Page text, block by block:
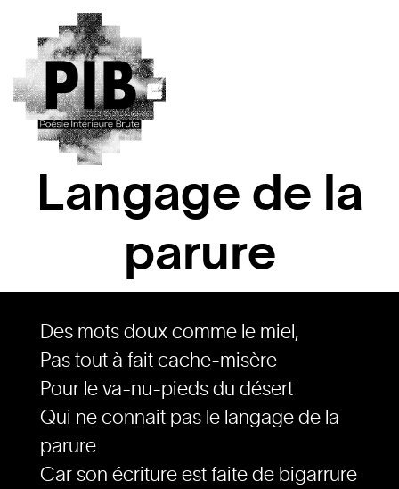
Langage de la
parure
Des mots doux comme le miel,
Pas tout à fait cache-misère
Pour le va-nu-pieds du désert
Qui ne connait pas le langage de la
parure
Car son écriture est faite de bigarrure